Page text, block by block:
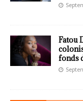
Fatou
fonds